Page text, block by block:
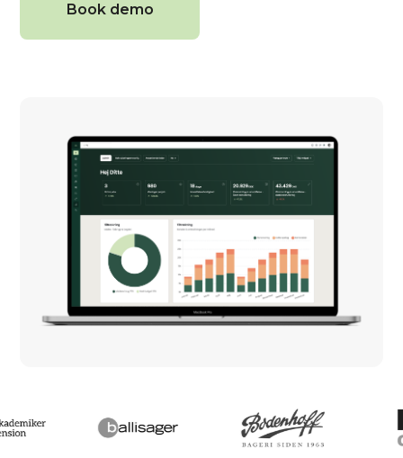
Book demo